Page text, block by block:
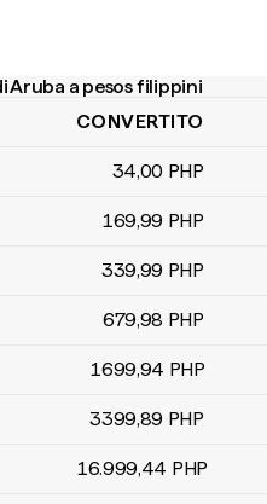
Aruba a pesos filippini
a pesos filippini
CONVERTITO
34,00 PHP
169,99 PHP
339,99 PHP
679,98 PHP
1699,94 PHP
3399,89 PHP
16.999,44 PHP